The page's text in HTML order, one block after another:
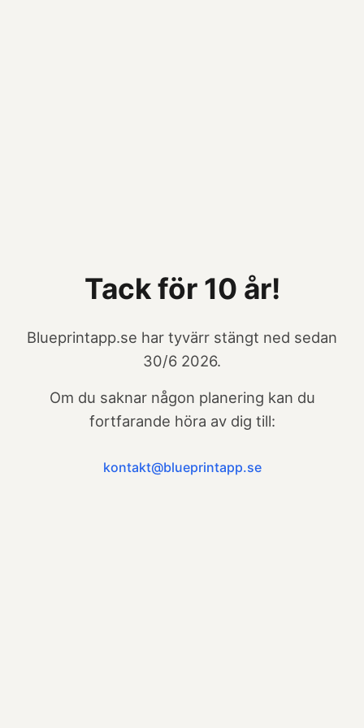
Tack för 10 år!
Blueprintapp.se har tyvärr stängt ned sedan
30/6 2026.
Om du saknar någon planering kan du
fortfarande höra av dig till:
kontakt@blueprintapp.se